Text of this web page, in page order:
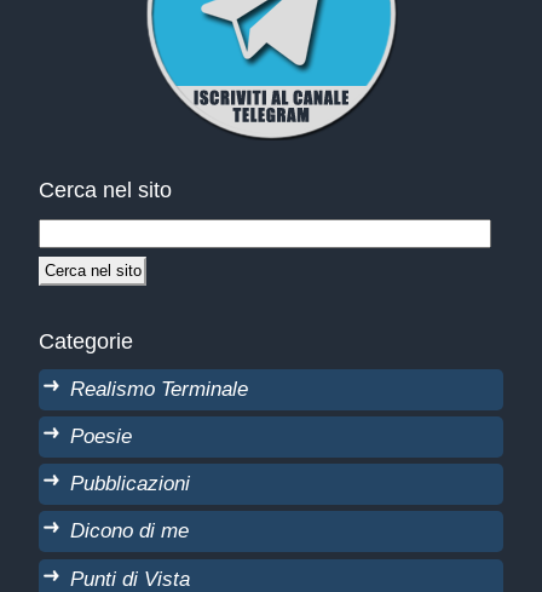
Cerca nel sito
Categorie
Realismo Terminale
Poesie
Pubblicazioni
Dicono di me
Punti di Vista